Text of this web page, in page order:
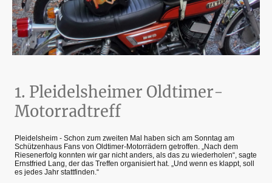
1. Pleidelsheimer Oldtimer-
Motorradtreff
Pleidelsheim - Schon zum zweiten Mal haben sich am Sonntag am
Schützenhaus Fans von Oldtimer-Motorrädern getroffen. „Nach dem
Riesenerfolg konnten wir gar nicht anders, als das zu wiederholen“, sagte
Ernstfried Lang, der das Treffen organisiert hat. „Und wenn es klappt, soll
es jedes Jahr stattfinden.“